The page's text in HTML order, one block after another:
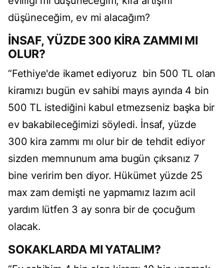
düşüneceğim, ev mi alacağım?
İNSAF, YÜZDE 300 KİRA ZAMMI MI
OLUR?
“Fethiye'de ikamet ediyoruz bin 500 TL olan
kiramızı bugün ev sahibi mayıs ayında 4 bin
500 TL istediğini kabul etmezseniz başka bir
ev bakabileceğimizi söyledi. İnsaf, yüzde
300 kira zammı mı olur bir de tehdit ediyor
sizden memnunum ama bugün çıksanız 7
bine veririm ben diyor. Hükümet yüzde 25
max zam demişti ne yapmamız lazım acil
yardım lütfen 3 ay sonra bir de çocuğum
olacak.
SOKAKLARDA MI YATALIM?